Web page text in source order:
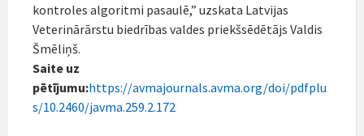
kontroles algoritmi pasaulē,” uzskata Latvijas
Veterinārārstu biedrības valdes priekšsēdētājs Valdis
Šmēliņš.
Saite uz
pētījumu:https://avmajournals.avma.org/doi/pdfplu
s/10.2460/javma.259.2.172